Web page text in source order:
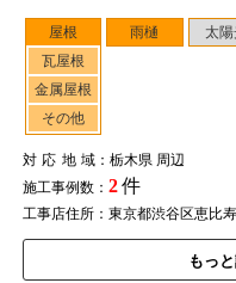
屋根
瓦屋根
金属屋根
その他
雨樋 太陽
対応地域：栃木県 周辺
施工事例数： 2件
工事店住所：東京都渋谷区恵比寿
もっ